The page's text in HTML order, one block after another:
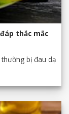
thắc mắc
bị đau dạ